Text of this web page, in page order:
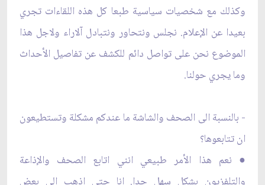
وكذلك مع شخصيات سياسية طبعا كل هذه اللقاءات تجري
بعيدا عن الإعلام. نجلس ونتحاور ونتبادل آلاراء ولاجل هذا
الموضوع نحن على تواصل دائم للكشف عن تفاصيل الأحداث
وما يجري حولنا.
- بالنسبة الى الصحف والشاشة ما عندكم مشكلة وتستطيعون
ان تتابعوها؟
● نعم هذا الأمر طبيعي انني اتابع الصحف والإذاعة